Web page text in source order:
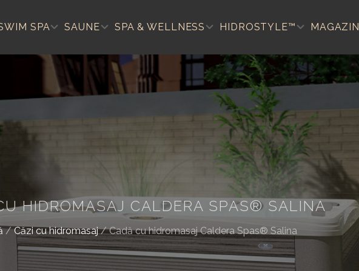
SPA SAUNE SPA & WELLNESS HIDROSTYLE™ MAGAZIN
HIDROMASAJ CALDERA SPAS® SALINA
/Căzi cu hidromasaj/Cadă cu hidromasaj Caldera Spas® Salina